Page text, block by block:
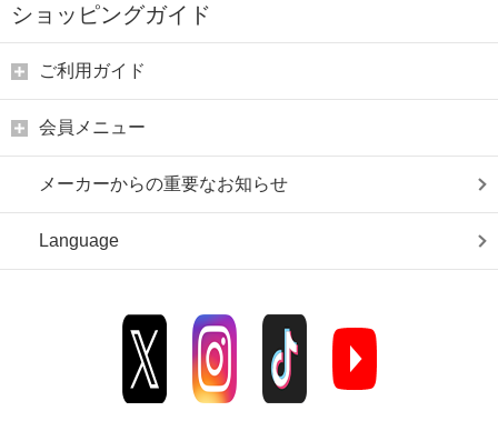
ショッピングガイド
ご利用ガイド
会員メニュー
メーカーからの重要なお知らせ
Language